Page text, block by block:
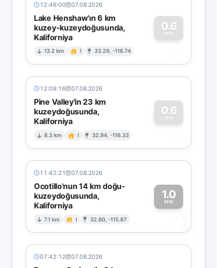
12:46:00 07.08.2026
Lake Henshaw'ın 6 km
kuzey-kuzeydoğusunda,
Kaliforniya
13.2 km I 33.29, -116.74
0.6
MW
0
12:09:16 07.08.2026
Pine Valley'in 23 km
kuzeydoğusunda,
Kaliforniya
8.3 km I 32.94, -116.33
0.6
MW
0
11:42:21 07.08.2026
Ocotillo'nun 14 km doğu-
kuzeydoğusunda,
Kaliforniya
7.1 km I 32.80, -115.87
1.0
MW
1
07:42:12 07.08.2026